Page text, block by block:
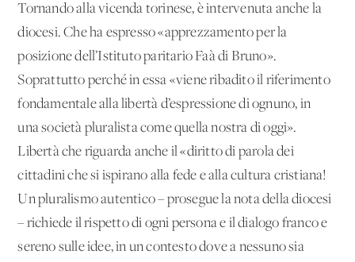
Tornando alla vicenda torinese, è intervenuta anche la
diocesi. Che ha espresso «apprezzamento per la
posizione dell’Istituto paritario Faà di Bruno».
Soprattutto perché in essa «viene ribadito il riferimento
fondamentale alla libertà d’espressione di ognuno, in
una società pluralista come quella nostra di oggi».
Libertà che riguarda anche il «diritto di parola dei
cittadini che si ispirano alla fede e alla cultura cristiana!
Un pluralismo autentico – prosegue la nota della diocesi
– richiede il rispetto di ogni persona e il dialogo franco e
sereno sulle idee, in un contesto dove a nessuno sia